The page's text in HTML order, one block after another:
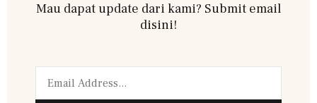
Mau dapat update dari kami? Submit email
disini!